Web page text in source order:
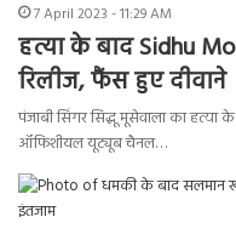
7 April 2023 - 11:29 AM
हत्या के बाद Sidhu
रिलीज, फैंस हुए दीवाने
पंजाबी सिंगर सिद्धू मूसेवाला का हत्या
ऑफिशीयल यूट्यूब चैनल…